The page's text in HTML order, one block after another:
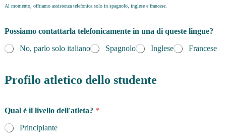
Al momento, offriamo assistenza telefonica solo in spagnolo, inglese e francese.
Possiamo contattarla telefonicamente in una di queste lingue?
No, parlo solo italiano
Spagnolo Inglese Francese
n
a
r
u
n
Profilo atletico dello studente
Qual è il livello dell'atleta? *
Principiante